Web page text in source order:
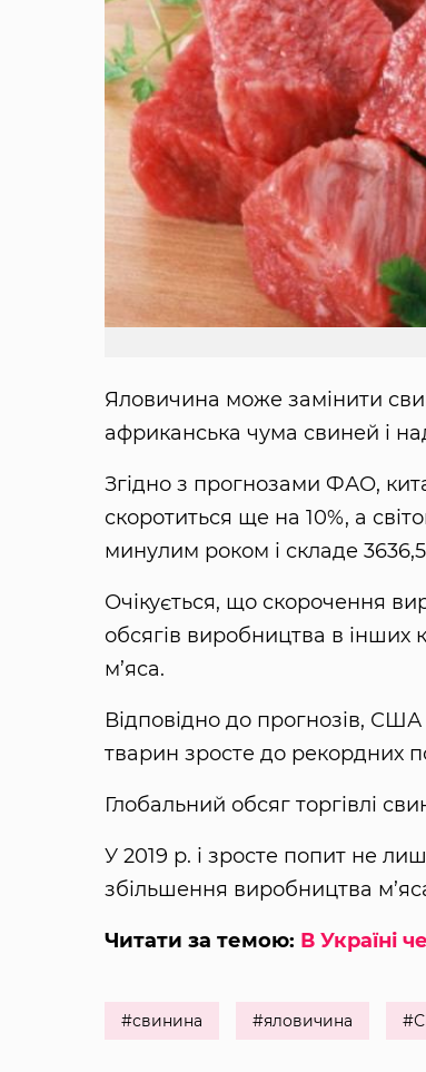
Яловичина може замінити
африканська чума свиней і
Згідно з прогнозами ФАО,
скоротиться ще на 10%, а
минулим роком і складе
Очікується, що скорочення
обсягів виробництва в інших
м’яса.
Відповідно до прогнозів,
тварин зросте до рекордних
Глобальний обсяг торгівлі
У 2019 р. і зросте попит не
збільшення виробництва
Читати за темою: В Україні
#свинина #яловичина